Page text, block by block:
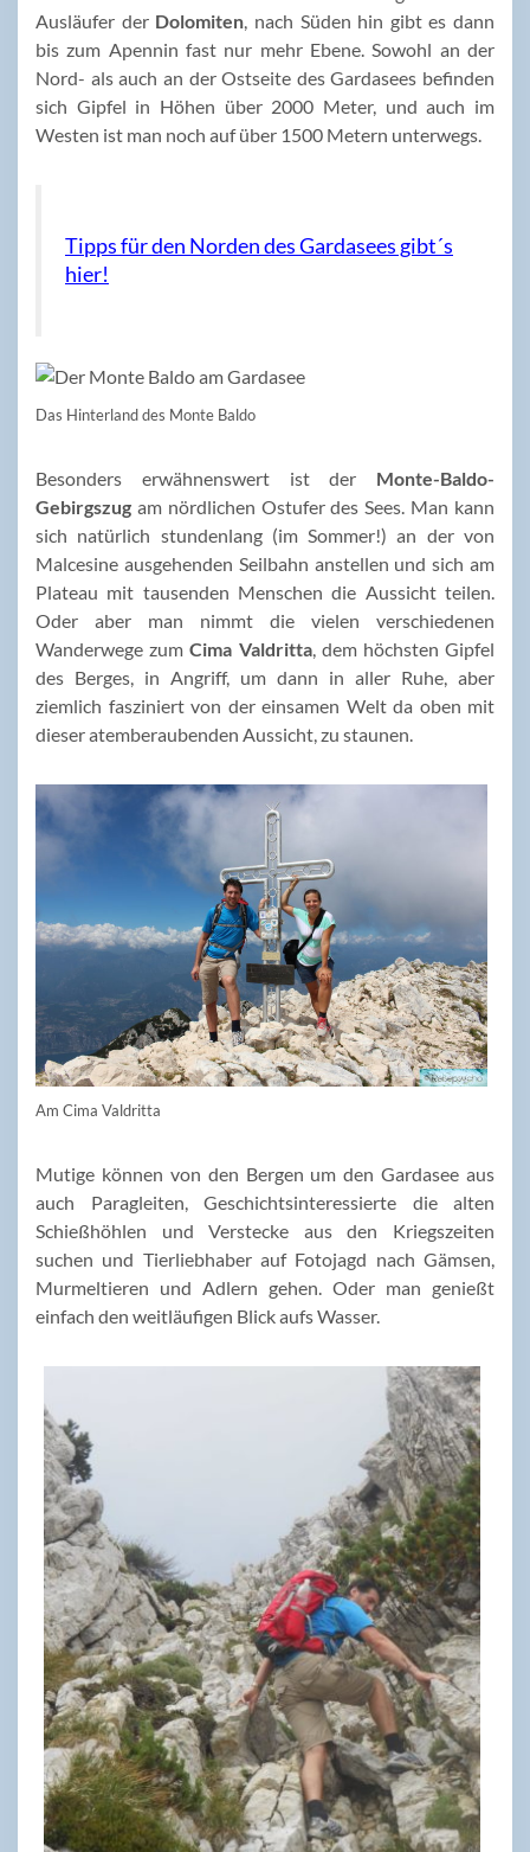
Ausläufer der Dolomiten, nach Süden hin gibt es dann
bis zum Apennin fast nur mehr Ebene. Sowohl an der
Nord- als auch an der Ostseite des Gardasees befinden
sich Gipfel in Höhen über 2000 Meter, und auch im
Westen ist man noch auf über 1500 Metern unterwegs.
Tipps für den Norden des Gardasees gibt´s
hier!
Das Hinterland des Monte Baldo
Besonders erwähnenswert ist der Monte-Baldo-
Gebirgszug am nördlichen Ostufer des Sees. Man kann
sich natürlich stundenlang (im Sommer!) an der von
Malcesine ausgehenden Seilbahn anstellen und sich am
Plateau mit tausenden Menschen die Aussicht teilen.
Oder aber man nimmt die vielen verschiedenen
Wanderwege zumCima Valdritta, dem höchsten Gipfel
des Berges, in Angriff, um dann in aller Ruhe, aber
ziemlich fasziniert von der einsamen Welt da oben mit
dieser atemberaubenden Aussicht, zu staunen.
Am Cima Valdritta
Mutige können von den Bergen um den Gardasee aus
auch Paragleiten, Geschichtsinteressierte die alten
Schießhöhlen und Verstecke aus den Kriegszeiten
suchen und Tierliebhaber auf Fotojagd nach Gämsen,
Murmeltieren und Adlern gehen. Oder man genießt
einfach den weitläufigen Blick aufs Wasser.